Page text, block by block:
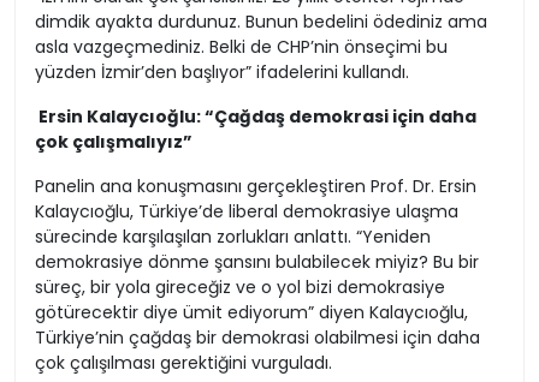
dimdik ayakta durdunuz. Bunun bedelini ödediniz ama
asla vazgeçmediniz. Belki de CHP’nin önseçimi bu
yüzden İzmir’den başlıyor” ifadelerini kullandı.
Ersin Kalaycıoğlu: “Çağdaş demokrasi için daha
çok çalışmalıyız”
Panelin ana konuşmasını gerçekleştiren Prof. Dr. Ersin
Kalaycıoğlu, Türkiye’de liberal demokrasiye ulaşma
sürecinde karşılaşılan zorlukları anlattı. “Yeniden
demokrasiye dönme şansını bulabilecek miyiz? Bu bir
süreç, bir yola gireceğiz ve o yol bizi demokrasiye
götürecektir diye ümit ediyorum” diyen Kalaycıoğlu,
Türkiye’nin çağdaş bir demokrasi olabilmesi için daha
çok çalışılması gerektiğini vurguladı.